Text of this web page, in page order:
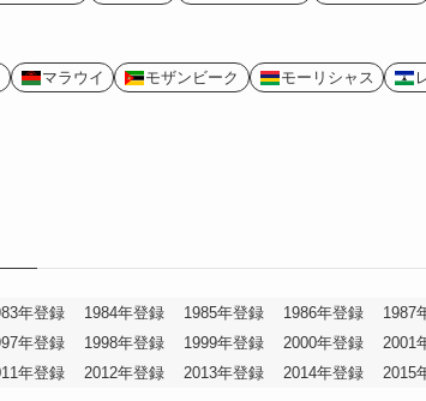
マラウイ モザンビーク モーリシャス
年登録 1984年登録 1985年登録 1986年登録 1987
年登録 1998年登録 1999年登録 2000年登録 2001
年登録 2012年登録 2013年登録 2014年登録 2015